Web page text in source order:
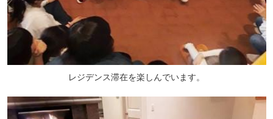
レジデンス滞在を楽しんでいます。